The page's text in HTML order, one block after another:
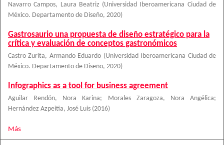
Navarro Campos, Laura Beatriz (Universidad Iberoamericana Ciudad de
México. Departamento de Diseño, 2020)
Gastrosaurio una propuesta de diseño estratégico para la
crítica y evaluación de conceptos gastronómicos
Castro Zurita, Armando Eduardo (Universidad Iberoamericana Ciudad de
México. Departamento de Diseño, 2020)
Infographics as a tool for business agreement
Aguilar Rendón, Nora Karina; Morales Zaragoza, Nora Angélica;
Hernández Azpeitia, José Luis (2016)
Más